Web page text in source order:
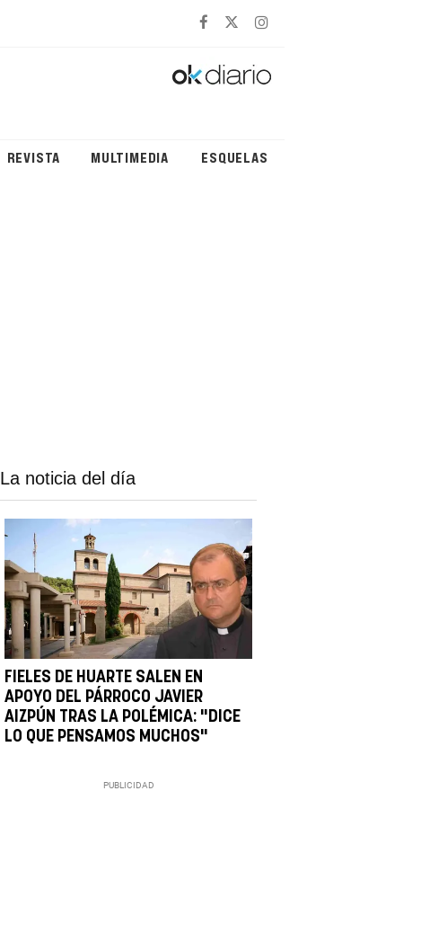
REVISTA MULTIMEDIA ESQUELAS
La noticia del día
FIELES DE HUARTE SALEN EN
APOYO DEL PÁRROCO JAVIER
AIZPÚN TRAS LA POLÉMICA: "DICE
LO QUE PENSAMOS MUCHOS"